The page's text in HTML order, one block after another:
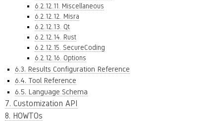
6.2.12.11. Miscellaneous
6.2.12.12. Misra
6.2.12.13. Qt
6.2.12.14. Rust
6.2.12.15. SecureCoding
6.2.12.16. Options
6.3. Results Configuration Reference
6.4. Tool Reference
6.5. Language Schema
7. Customization API
8. HOWTOs